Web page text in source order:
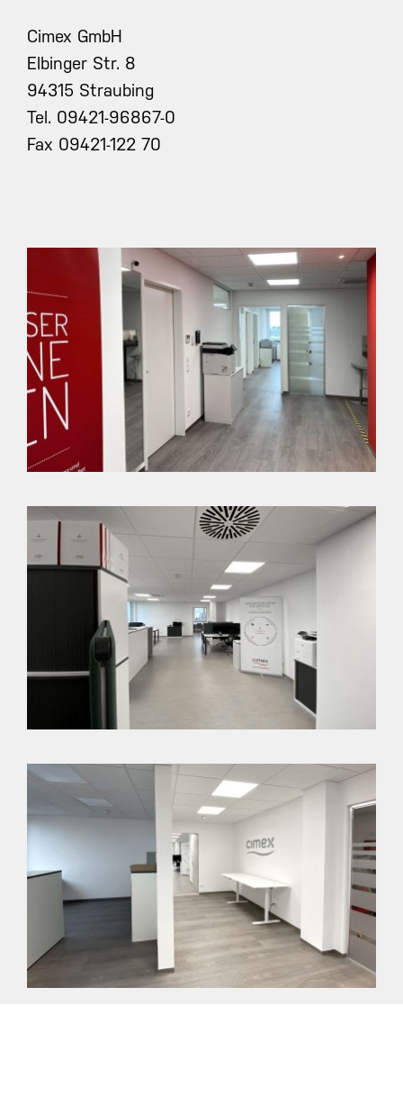
Cimex GmbH
Elbinger Str. 8
94315 Straubing
Tel. 09421-96867-0
Fax 09421-122 70